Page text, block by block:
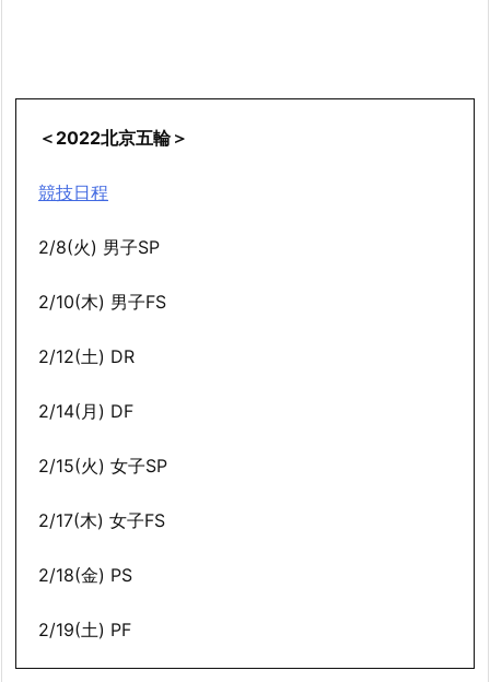
＜2022北京五輪＞
競技日程
2/8(火) 男子SP
2/10(木) 男子FS
2/12(土) DR
2/14(月) DF
2/15(火) 女子SP
2/17(木) 女子FS
2/18(金) PS
2/19(土) PF